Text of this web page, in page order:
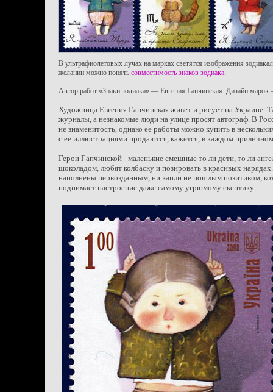
В ультрафиолетовых лучах на марках светятся изображения
желании можно понять совместимость знаков зодиака.
Автор работ «Знаки зодиака» — Евгения Гапчинская. Дизайн
Художница Евгения Гапчинская живет и рисует на Украине.
журналы, а незнакомые люди на улице просят автограф. В
не знаменитость, однако ее работы можно купить в
с ее иллюстрациями продаются, кажется, в каждом
Герои Гапчинской - маленькие смешные то ли дети, то ли
шоколадом, любят колбаску и позировать в красивых
наполнены первозданным, ни капли не пошлым позитивом,
поднимает настроение даже самому угрюмому скептику.